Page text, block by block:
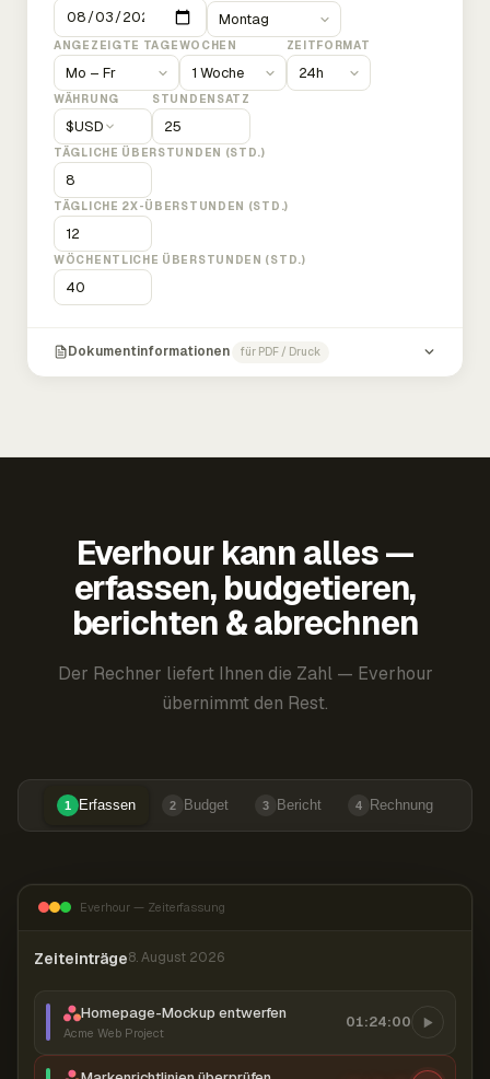
ANGEZEIGTE TAGEWOCHEN ZEITFORMAT
WÄHRUNG
$USD
STUNDENSATZ
TÄGLICHE ÜBERSTUNDEN (STD.)
TÄGLICHE 2X-ÜBERSTUNDEN (STD.)
WÖCHENTLICHE ÜBERSTUNDEN (STD.)
Dokumentinformationen für PDF / Druck
Everhour kann alles —
erfassen, budgetieren,
berichten & abrechnen
Der Rechner liefert Ihnen die Zahl — Everhour
übernimmt den Rest.
1 Erfassen 2 Budget 3 Bericht 4 Rechnung
Everhour — Zeiterfassung
Zeiteinträge8. August 2026
Homepage-Mockup entwerfen
Acme Web Project
01:24:00